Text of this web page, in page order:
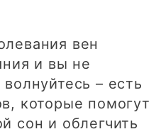
вен
и вы не
– есть
которые помогут
сон и облегчить